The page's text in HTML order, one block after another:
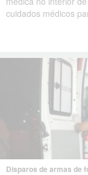
cuidados médicos
Disparos de armas de